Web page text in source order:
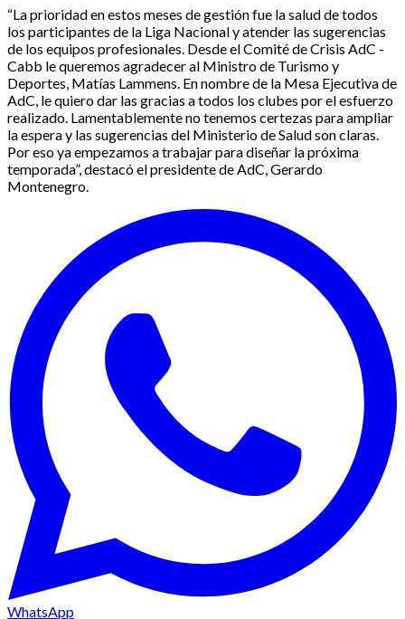
“La prioridad en estos meses de gestión fue la salud de todos
los participantes de la Liga Nacional y atender las sugerencias
de los equipos profesionales. Desde el Comité de Crisis AdC -
Cabb le queremos agradecer al Ministro de Turismo y
Deportes, Matías Lammens. En nombre de la Mesa Ejecutiva de
AdC, le quiero dar las gracias a todos los clubes por el esfuerzo
realizado. Lamentablemente no tenemos certezas para ampliar
la espera y las sugerencias del Ministerio de Salud son claras.
Por eso ya empezamos a trabajar para diseñar la próxima
temporada”, destacó el presidente de AdC, Gerardo
Montenegro.
WhatsApp